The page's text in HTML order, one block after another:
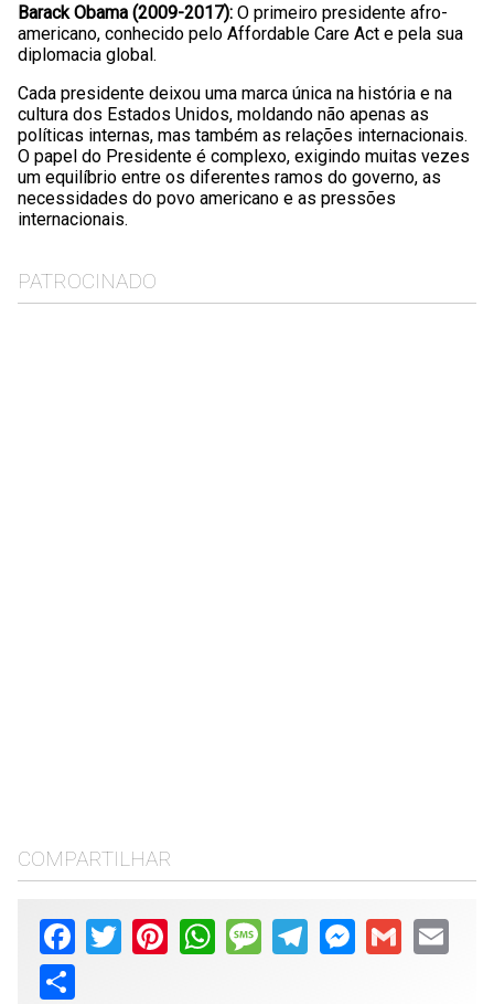
Barack Obama (2009-2017): O primeiro presidente afro-
americano, conhecido pelo Affordable Care Act e pela sua
diplomacia global.
Cada presidente deixou uma marca única na história e na
cultura dos Estados Unidos, moldando não apenas as
políticas internas, mas também as relações internacionais.
O papel do Presidente é complexo, exigindo muitas vezes
um equilíbrio entre os diferentes ramos do governo, as
necessidades do povo americano e as pressões
internacionais.
PATROCINADO
COMPARTILHAR
Facebook
Twitter PinterestWhatsAppMessageTelegramMessenger
Gmail Email
Share